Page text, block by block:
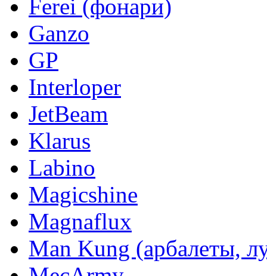
Ferei (фонари)
Ganzo
GP
Interloper
JetBeam
Klarus
Labino
Magicshine
Magnaflux
Man Kung (арбалеты,